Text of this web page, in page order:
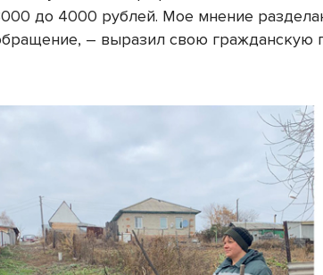
до 4000 рублей. Мое мнение
– выразил свою гражданскую